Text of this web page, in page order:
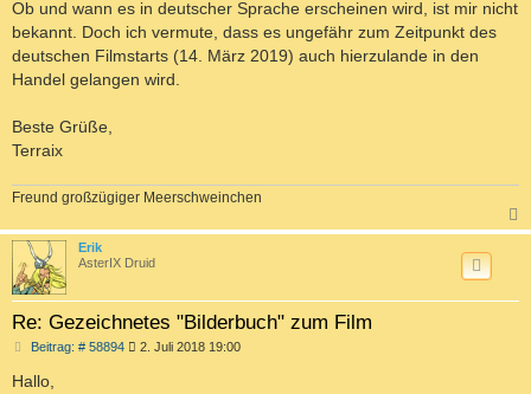
Ob und wann es in deutscher Sprache erscheinen wird, ist mir nicht
bekannt. Doch ich vermute, dass es ungefähr zum Zeitpunkt des
deutschen Filmstarts (14. März 2019) auch hierzulande in den
Handel gelangen wird.
Beste Grüße,
Terraix
Freund großzügiger Meerschweinchen
a
Erik
AsterIX Druid
Re: Gezeichnetes "Bilderbuch" zum Film
Beitrag: # 58894B 2. Juli 2018 19:00
Hallo,